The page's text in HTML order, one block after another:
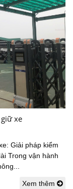
xe
Giải pháp kiểm
Trong vận hành
Xem thêm